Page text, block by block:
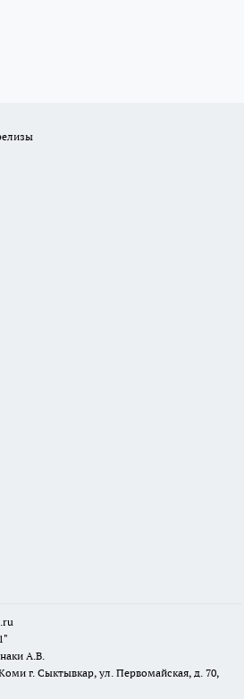
А.В.
г. Сыктывкар, ул. Первомайская, д. 70,